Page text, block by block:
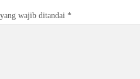
wajib ditandai *